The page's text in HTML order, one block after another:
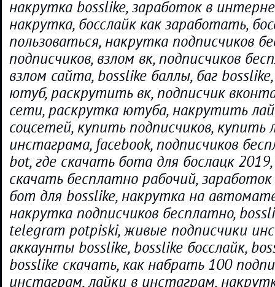
накрутка bosslike, заработок в
накрутка, босслайк как заработать,
пользоваться, накрутка подписчиков
подписчиков, взлом вк, подписчиков
взлом сайта, bosslike баллы, баг
ютуб, раскрутить вк, подписчик
сети, раскрутка ютуба, накрутить
соцсетей, купить подписчиков, купить
инстаграма, facebook, подписчиков
bot, где скачать бота для бослацк
скачать бесплатно рабочий,
бот для bosslike, накрутка на
накрутка подписчиков бесплатно,
telegram potpiski, живые подписчики
аккаунты bosslike, bosslike босслайк,
bosslike скачать, как набрать 100
инстаграм, лайки в инстаграм,